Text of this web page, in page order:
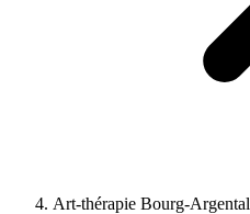
Art-thérapie Bourg-Argental